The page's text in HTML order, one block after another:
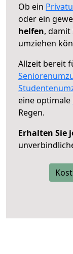
Ob ein
oder ein
helfen,
umziehen
Allzeit bereit
eine optimale
Regen.
Erhalten Sie